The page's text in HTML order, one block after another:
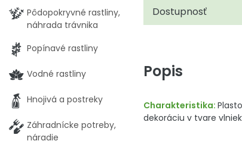
Dostupnosť
Popis
Charakteristika:
dekoráciu v tvare
Pôdopokryvné rastliny,
náhrada trávnika
Popínavé rastliny
Vodné rastliny
Hnojivá a postreky
Záhradnícke potreby,
náradie